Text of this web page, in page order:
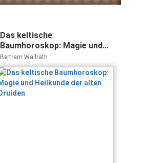
Das keltische
Baumhoroskop: Magie und
Heilkunde der alten Druiden
Bertram Wallrath